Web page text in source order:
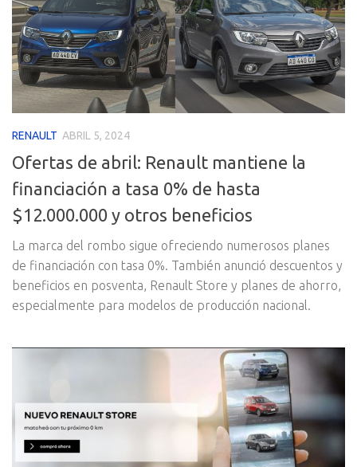
RENAULT ABRIL 5, 2024
Ofertas de abril: Renault mantiene la
financiación a tasa 0% de hasta
$12.000.000 y otros beneficios
La marca del rombo sigue ofreciendo numerosos planes
de financiación con tasa 0%. También anunció descuentos y
beneficios en posventa, Renault Store y planes de ahorro,
especialmente para modelos de producción nacional.